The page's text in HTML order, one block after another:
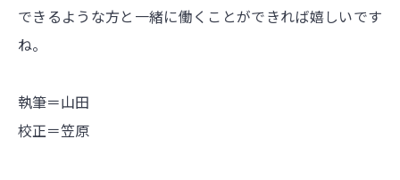
できるような方と一緒に働くことができれば嬉しいです
ね。
執筆＝山田
校正＝笠原